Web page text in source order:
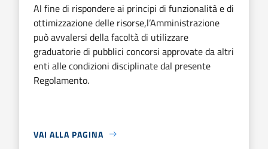
Al fine di rispondere ai principi di funzionalità e di
ottimizzazione delle risorse,l’Amministrazione
può avvalersi della facoltà di utilizzare
graduatorie di pubblici concorsi approvate da altri
enti alle condizioni disciplinate dal presente
Regolamento.
VAI ALLA PAGINA